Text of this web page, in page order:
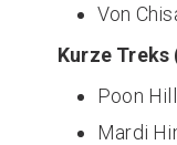
Von
Kurze
Poon
Mardi